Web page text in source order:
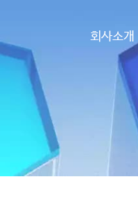
회사소개